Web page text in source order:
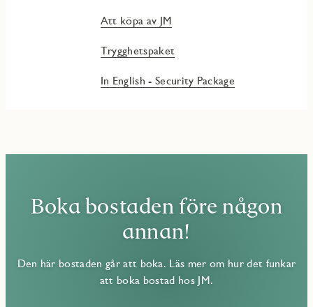
Att köpa av JM
Trygghetspaket
In English - Security Package
Boka bostaden före någon
annan!
Den här bostaden går att boka. Läs mer om hur det funkar
att boka bostad hos JM.